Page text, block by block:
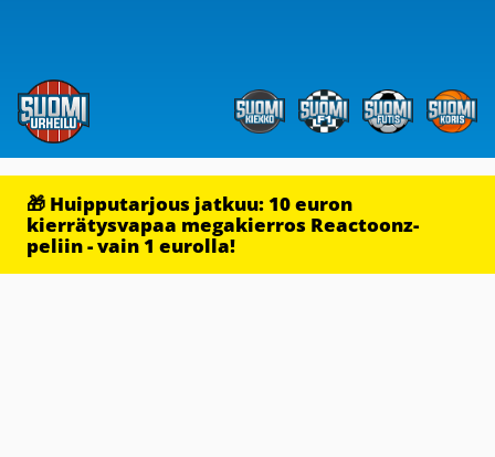
🎁 Huipputarjous jatkuu: 10 euron
kierrätysvapaa megakierros Reactoonz-
peliin - vain 1 eurolla!